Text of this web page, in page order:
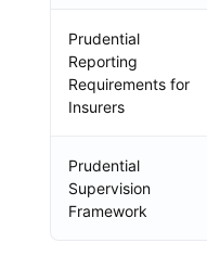
Prudential
Reporting
Requirements for
Insurers
Prudential
Supervision
Framework